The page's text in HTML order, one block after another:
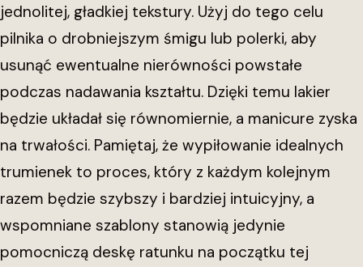
jednolitej, gładkiej tekstury. Użyj do tego celu
pilnika o drobniejszym śmigu lub polerki, aby
usunąć ewentualne nierówności powstałe
podczas nadawania kształtu. Dzięki temu lakier
będzie układał się równomiernie, a manicure zyska
na trwałości. Pamiętaj, że wypiłowanie idealnych
trumienek to proces, który z każdym kolejnym
razem będzie szybszy i bardziej intuicyjny, a
wspomniane szablony stanowią jedynie
pomocniczą deskę ratunku na początku tej